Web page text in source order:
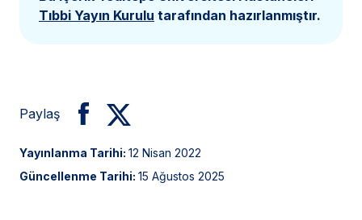
Tıbbi Yayın Kurulu tarafından hazırlanmıştır.
Paylaş
Yayınlanma Tarihi: 12 Nisan 2022
Güncellenme Tarihi: 15 Ağustos 2025